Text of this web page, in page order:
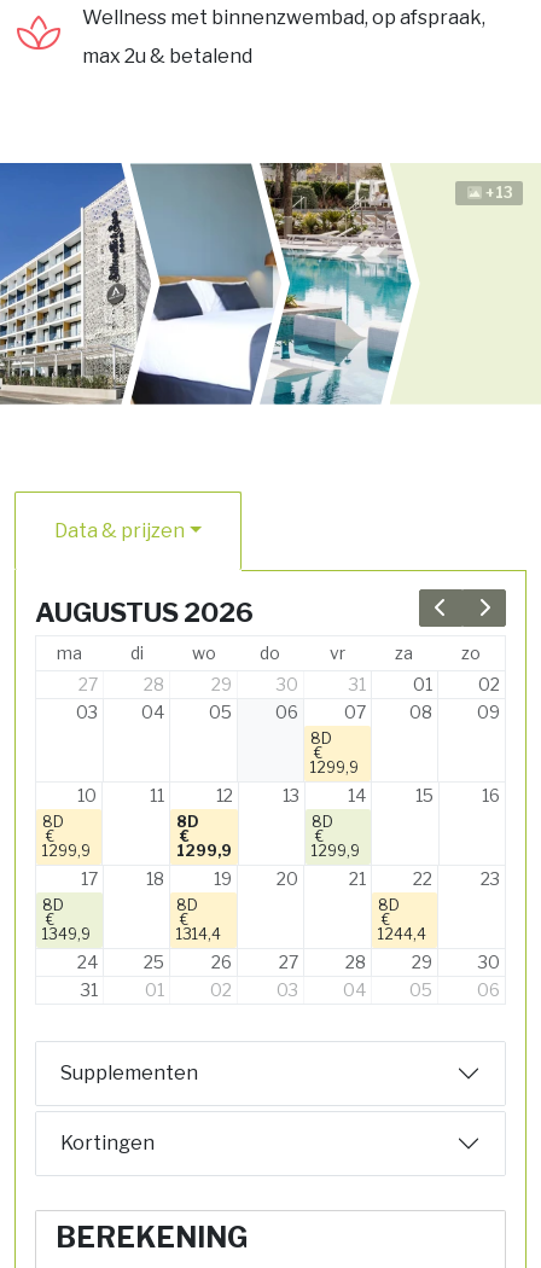
Wellness met binnenzwembad, op afspraak,
max 2u & betalend
+13
Data & prijzen
Previous
Next
AUGUSTUS 2026
ma di wo do vr za
zo
27
28 29 30 31 01
02
03
04 05 06 07
8D
€
1299,9
08 09
10
8D
€
1299,9
11 12
8D
€
1299,9
13 14
8D
€
1299,9
15 16
17
8D
€
1349,9
18 19
8D
€
1314,4
20 21 22
8D
€
1244,4
23
24 25 26 27 28 29
30
31
01 02 03 04 05 06
Supplementen
Kortingen
BEREKENING